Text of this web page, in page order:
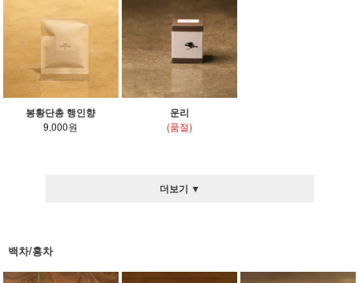
봉황단총 행인향
9,000원
운리
(품절)
더보기 ▼
백차/홍차